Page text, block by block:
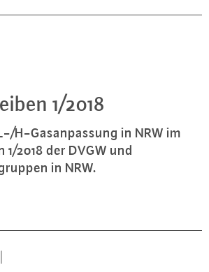
1/2018
H-Gas­an­pas­sung in NRW im
1/2018 der DVGW und
in NRW.
|